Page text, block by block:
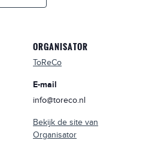
ORGANISATOR
ToReCo
E-mail
info@toreco.nl
Bekijk de site van
Organisator